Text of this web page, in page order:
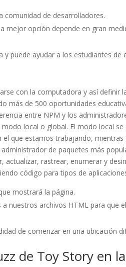
comunidad de desarrolladores.
mejor opción depende en gran
puede ayudar a los estudiantes de
con la computadora y así definir
más de 500 oportunidades
entre NPM y los
local o global. El modo local se
que estamos trabajando, mientras
de paquetes más
actualizar, rastrear, enumerar y
código para tipos de
mostrará la página.
nuestros archivos HTML para que
de comenzar en una ubicación
de Toy Story en